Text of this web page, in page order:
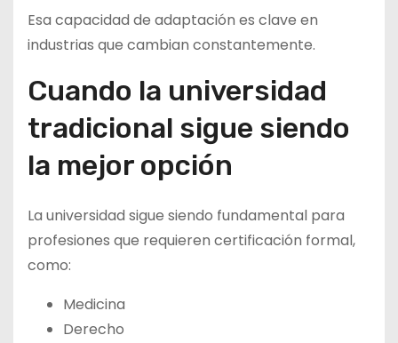
Esa capacidad de adaptación es clave en
industrias que cambian constantemente.
Cuando la universidad
tradicional sigue siendo
la mejor opción
La universidad sigue siendo fundamental para
profesiones que requieren certificación formal,
como:
Medicina
Derecho